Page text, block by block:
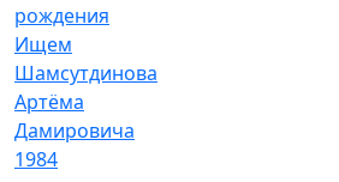
Ищем
Шамсутдинова
Артёма
Дамировича
1984